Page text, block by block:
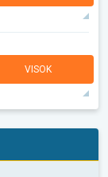
38°
3
37°maks
VISOK